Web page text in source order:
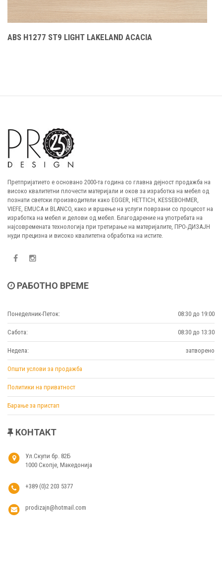
ABS H1277 ST9 LIGHT LAKELAND ACACIA
Претпријатието е основано 2000-та година со главна дејност продажба на
високо квалитетни плочести материјали и оков за изработка на мебел од
познати светски производители како EGGER, HETTICH, KESSEBOHMER,
VIEFE, EMUCA и BLANCO, како и вршење на услуги поврзани со процесот на
изработка на мебел и делови од мебел. Благодарение на употребата на
најсовремената технологија при третирање на материјалите, ПРО-ДИЗАЈН
нуди прецизна и високо квалитетна обработка на истите.
РАБОТНО ВРЕМЕ
Понеделник-Петок: 08:30 до 19:00
Сабота: 08:30 до 13:30
Недела: затворено
Општи услови за продажба
Политики на приватност
Барање за пристап
КОНТАКТ
Ул.Скупи бр. 82Б
1000 Скопје, Македонија
+389 (0)2 203 5377
prodizajn@hotmail.com